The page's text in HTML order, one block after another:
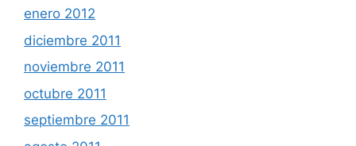
enero 2012
diciembre 2011
noviembre 2011
octubre 2011
septiembre 2011